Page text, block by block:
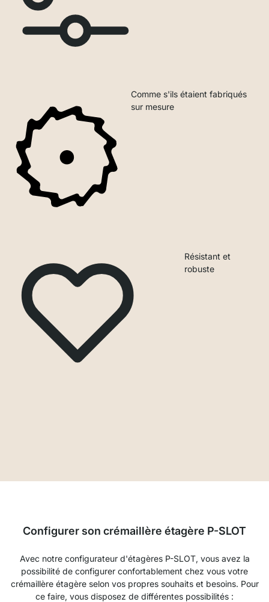
Comme s'ils étaient fabriqués
sur mesure
Résistant et
robuste
Configurer son crémaillère étagère P-SLOT
Avec notre configurateur d'étagères P-SLOT, vous avez la
possibilité de configurer confortablement chez vous votre
crémaillère étagère selon vos propres souhaits et besoins. Pour
ce faire, vous disposez de différentes possibilités :